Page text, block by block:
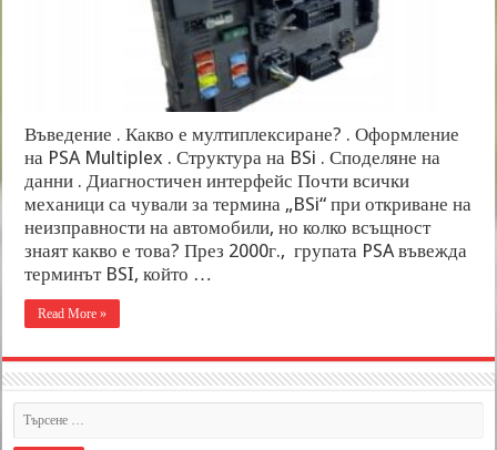
Въведение . Какво е мултиплексиране? . Оформление
на PSA Multiplex . Структура на BSi . Споделяне на
данни . Диагностичен интерфейс Почти всички
механици са чували за термина „BSi“ при откриване на
неизправности на автомобили, но колко всъщност
знаят какво е това? През 2000г., групата PSA въвежда
терминът BSI, който …
Read More »